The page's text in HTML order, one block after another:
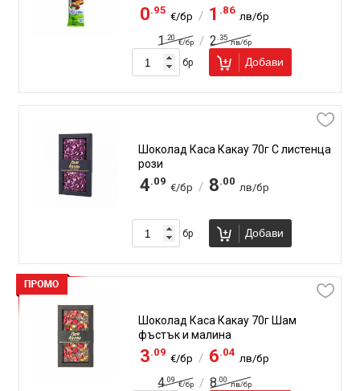
0.95
€/бр / 1 .86
лв/бр
1 .20
€/бр / 2 .35
лв/бр
бр Добави
Шоколад Каса Какау 70г С листенца
рози
4.09
€/бр / 8.00
лв/бр
бр Добави
Шоколад Каса Какау 70г Шам
фъстък и малина
3.09
€/бр / 6.04
лв/бр
4 .09
€/бр / 8 .00
лв/бр